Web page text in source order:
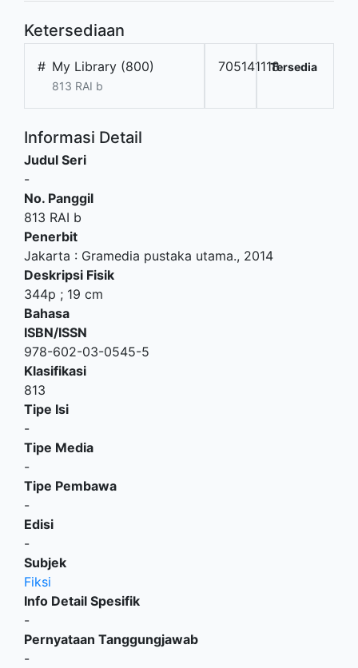
Ketersediaan
# My Library (800)
813 RAI b
705141118Tersedia
Informasi Detail
Judul Seri
-
No. Panggil
813 RAI b
Penerbit
Jakarta : Gramedia pustaka utama., 2014
Deskripsi Fisik
344p ; 19 cm
Bahasa
ISBN/ISSN
978-602-03-0545-5
Klasifikasi
813
Tipe Isi
-
Tipe Media
-
Tipe Pembawa
-
Edisi
-
Subjek
Fiksi
Info Detail Spesifik
-
Pernyataan Tanggungjawab
-